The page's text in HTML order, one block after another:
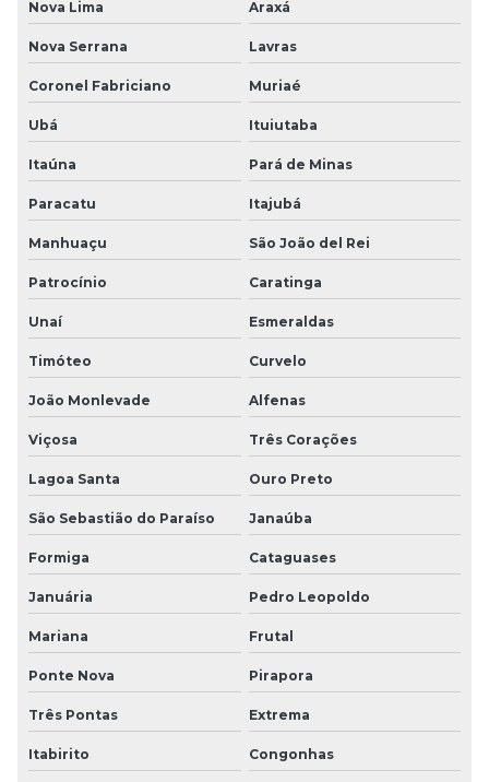
Nova Lima Araxá
Nova Serrana Lavras
Coronel Fabriciano Muriaé
Ubá Ituiutaba
Itaúna Pará de Minas
Paracatu Itajubá
Manhuaçu São João del Rei
Patrocínio Caratinga
Unaí Esmeraldas
Timóteo Curvelo
João Monlevade Alfenas
Viçosa Três Corações
Lagoa Santa Ouro Preto
São Sebastião do Paraíso Janaúba
Formiga Cataguases
Januária Pedro Leopoldo
Mariana Frutal
Ponte Nova Pirapora
Três Pontas Extrema
Itabirito Congonhas